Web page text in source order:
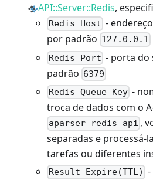
API::Server::Redis,
Redis Host -
por padrão 127.0.0.1
Redis Port - porta do
padrão 6379
Redis Queue Key -
troca de dados com o
aparser_redis_api ,
separadas e processá-
tarefas ou diferentes
Result Expire(TTL)